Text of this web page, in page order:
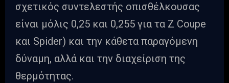
σχετικός συντελεστής οπισθέλκουσας
είναι μόλις 0,25 και 0,255 για τα Ζ Coupe
και Spider) και την κάθετα παραγόμενη
δύναμη, αλλά και την διαχείριση της
θερμότητας.